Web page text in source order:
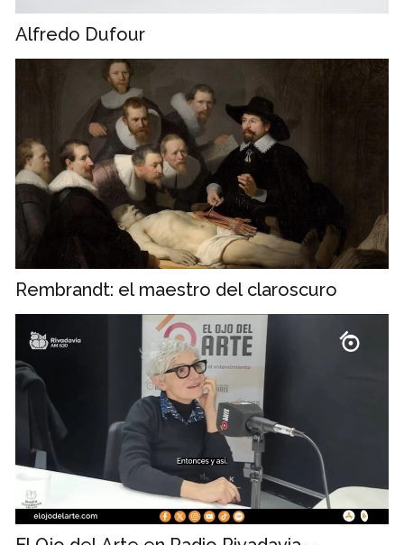
Alfredo Dufour
Rembrandt: el maestro del claroscuro